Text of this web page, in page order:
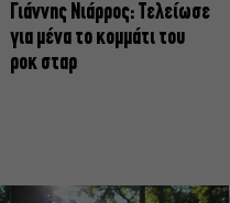
Γιάννης Νιάρρος: Τελείωσε
για μένα το κομμάτι του
ροκ σταρ